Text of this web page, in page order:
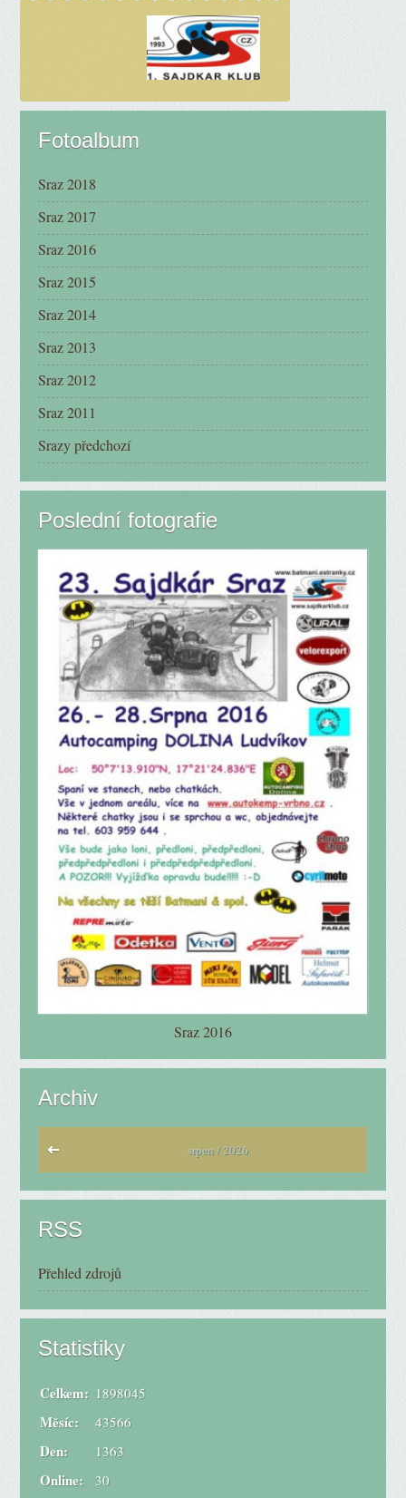
Fotoalbum
Sraz 2018
Sraz 2017
Sraz 2016
Sraz 2015
Sraz 2014
Sraz 2013
Sraz 2012
Sraz 2011
Srazy předchozí
Poslední fotografie
Sraz 2016
Archiv
srpen / 2026
RSS
Přehled zdrojů
Statistiky
Online: 30
Celkem: 1898045
Měsíc: 43566
Den: 1363